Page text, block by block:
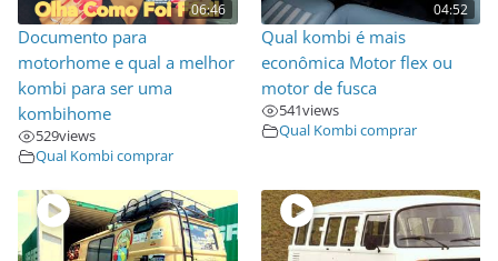
06:46
Documento para
motorhome e qual a melhor
kombi para ser uma
kombihome
529views
Qual Kombi comprar
04:52
Qual kombi é mais
econômica Motor flex ou
motor de fusca
541views
Qual Kombi comprar